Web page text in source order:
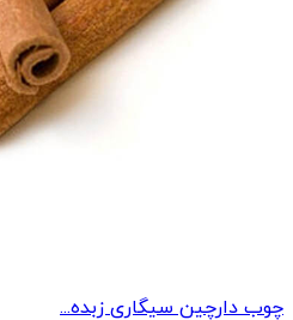
چوب دارچین سیگاری زبده...